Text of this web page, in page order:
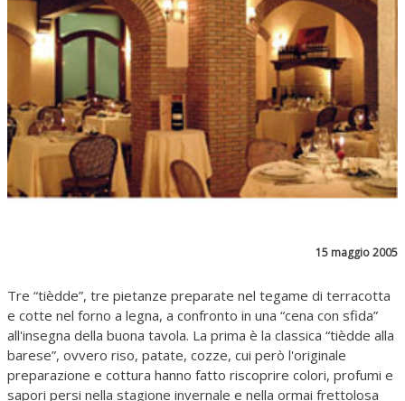
15 maggio 2005
Tre “tièdde”, tre pietanze preparate nel tegame di terracotta
e cotte nel forno a legna, a confronto in una “cena con sfida”
all'insegna della buona tavola. La prima è la classica “tièdde alla
barese”, ovvero riso, patate, cozze, cui però l'originale
preparazione e cottura hanno fatto riscoprire colori, profumi e
sapori persi nella stagione invernale e nella ormai frettolosa